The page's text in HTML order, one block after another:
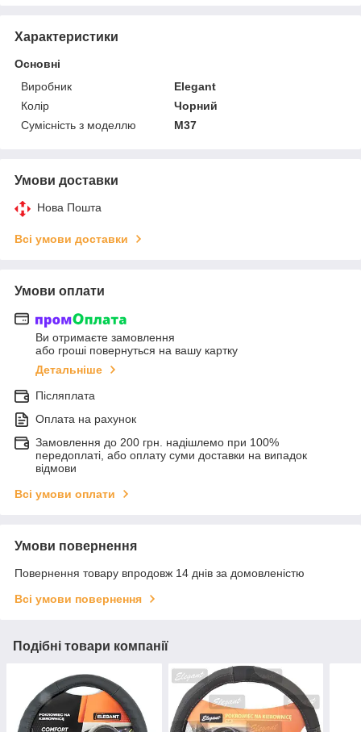
Характеристики
Основні
Виробник
Elegant
Колір
Чорний
Сумісність з моделлю
M37
Умови доставки
Нова Пошта
Всі умови доставки
Умови оплати
Ви отримаєте замовлення
або гроші повернуться на вашу картку
Детальніше
Післяплата
Оплата на рахунок
Замовлення до 200 грн. надішлемо при 100%
передоплаті, або оплату суми доставки на випадок
відмови
Всі умови оплати
Умови повернення
Повернення товару впродовж 14 днів за домовленістю
Всі умови повернення
Подібні товари компанії